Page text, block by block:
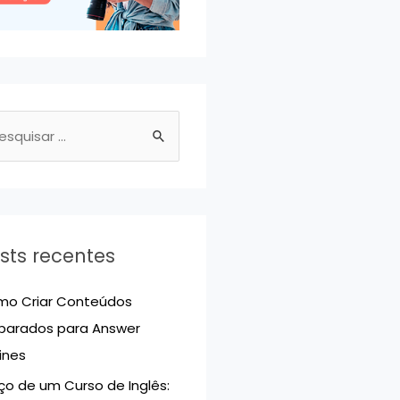
recentes
Criar Conteúdos
para Answer
de um Curso de Inglês: